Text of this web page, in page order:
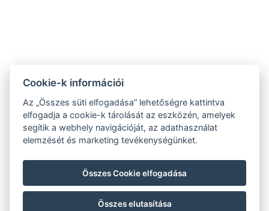
hoteltengelic@gmail.com
7054 Tengelic, 067/1 hrsz.
KÖVESSEN MINKET
Cookie-k információi
Az „Összes süti elfogadása” lehetőségre kattintva
elfogadja a cookie-k tárolását az eszközén, amelyek
segítik a webhely navigációját, az adathasználat
elemzését és marketing tevékenységünket.
Összes Cookie elfogadása
Összes elutasítása